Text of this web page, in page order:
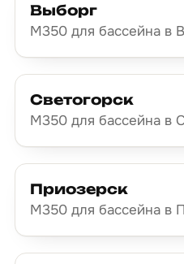
Выборг
М350 для бассейна в
Светогорск
М350 для бассейна в
Приозерск
М350 для бассейна в